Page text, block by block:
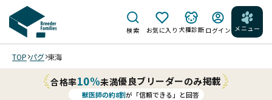
検索 お気に入り 犬種診断 ログイン メニュー
TOP パグ 東海
合格率10%未満優良ブリーダーのみ掲載
獣医師の約8割が「信頼できる」と回答